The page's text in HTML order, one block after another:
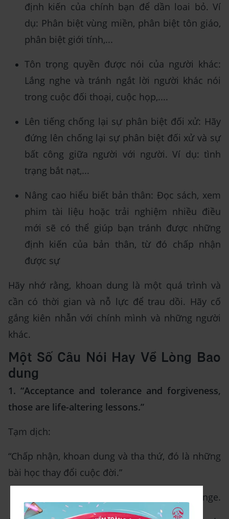
định kiến của chính bạn để dần loai bỏ. Ví
dụ: Phân biệt vùng miền, phân biệt tôn giáo,
phân biệt giới tính,...
Tôn trọng quyền được nói của người khác:
Lắng nghe và tránh ngắt lời người khác nói
trong cuộc đối thoại, cuộc họp,....
Lên tiếng chống lại sự phân biệt đối xử: Hãy
đứng lên chống lại sự phân biệt đối xử và sự
bất công giữa người với người. Ví dụ: tình
trạng bắt nạt,...
Nâng cao hiểu biết bản thân: Đọc sách, xem
phim tài liệu hoặc trải nghiệm nhiều điều
mới sẽ có thể giúp bạn tránh được những
định kiến của bản thân, từ đó chấp nhận
được sự
Hãy nhớ rằng, khoan dung là một quá trình và
cần có thời gian và nỗ lực để trau dồi. Hãy cố
gắng kiên nhẫn với chính mình và những người
khác.
Một Số Câu Nói Hay Về Lòng Bao
dung
1. “Acceptance and tolerance and forgiveness,
those are life-altering lessons.”
Tạm dịch:
“Chấp nhận, khoan dung và tha thứ, đó là những
bài học thay đổi cuộc đời.”
- Jessica Lange.